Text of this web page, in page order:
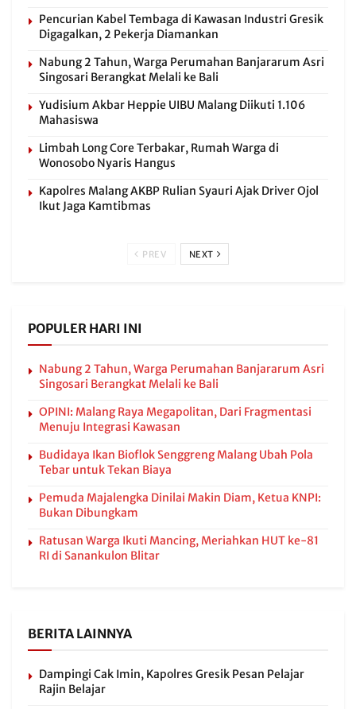
Pencurian Kabel Tembaga di Kawasan Industri Gresik
Digagalkan, 2 Pekerja Diamankan
Nabung 2 Tahun, Warga Perumahan Banjararum Asri
Singosari Berangkat Melali ke Bali
Yudisium Akbar Heppie UIBU Malang Diikuti 1.106
Mahasiswa
Limbah Long Core Terbakar, Rumah Warga di
Wonosobo Nyaris Hangus
Kapolres Malang AKBP Rulian Syauri Ajak Driver Ojol
Ikut Jaga Kamtibmas
PREV NEXT
POPULER HARI INI
Nabung 2 Tahun, Warga Perumahan Banjararum Asri
Singosari Berangkat Melali ke Bali
OPINI: Malang Raya Megapolitan, Dari Fragmentasi
Menuju Integrasi Kawasan
Budidaya Ikan Bioflok Senggreng Malang Ubah Pola
Tebar untuk Tekan Biaya
Pemuda Majalengka Dinilai Makin Diam, Ketua KNPI:
Bukan Dibungkam
Ratusan Warga Ikuti Mancing, Meriahkan HUT ke-81
RI di Sanankulon Blitar
BERITA LAINNYA
Dampingi Cak Imin, Kapolres Gresik Pesan Pelajar
Rajin Belajar